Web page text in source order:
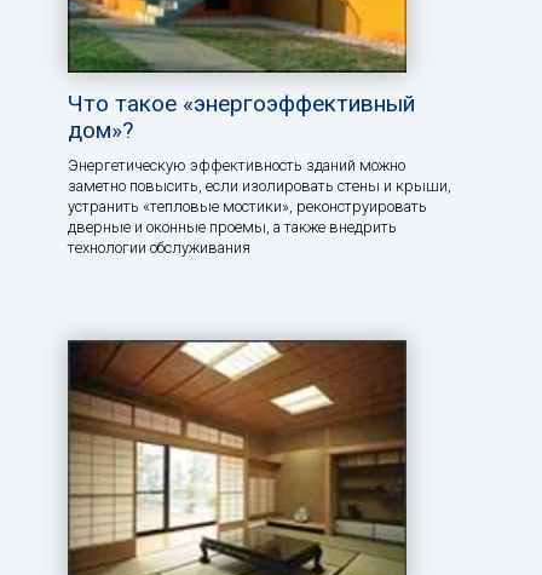
Что такое «энергоэффективный
дом»?
Энергетическую эффективность зданий можно
заметно повысить, если изолировать стены и крыши,
устранить «тепловые мостики», реконструировать
дверные и оконные проемы, а также внедрить
технологии обслуживания